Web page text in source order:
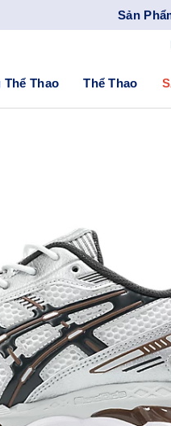
Sản
Thể Thao Thể Thao